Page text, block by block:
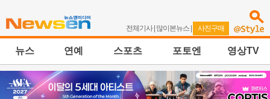
전체기사| 많이본뉴스 | 사진구매
뉴스 연예 스포츠 포토엔 영상TV